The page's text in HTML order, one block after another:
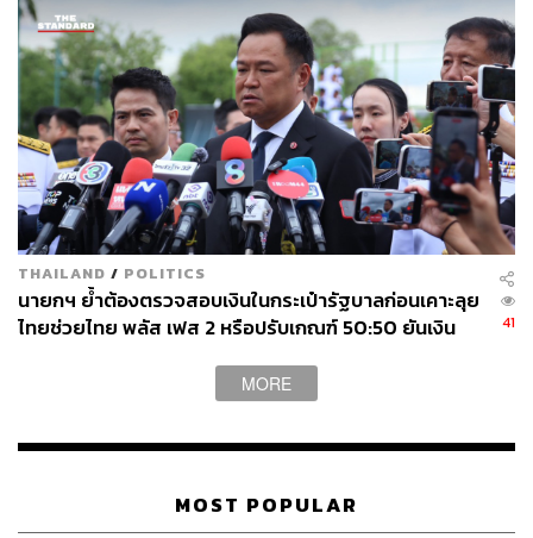
THAILAND / POLITICS
นายกฯ ย้ำต้องตรวจสอบเงินในกระเป๋ารัฐบาลก่อนเคาะลุย
ไทยช่วยไทย พลัส เฟส 2 หรือปรับเกณฑ์ 50:50 ยันเงิน
41
MORE
MOST POPULAR